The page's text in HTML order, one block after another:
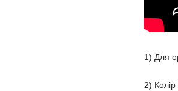
1) Для
2)